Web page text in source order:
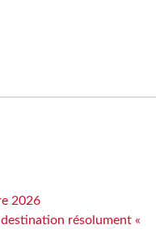
2026
résolument «